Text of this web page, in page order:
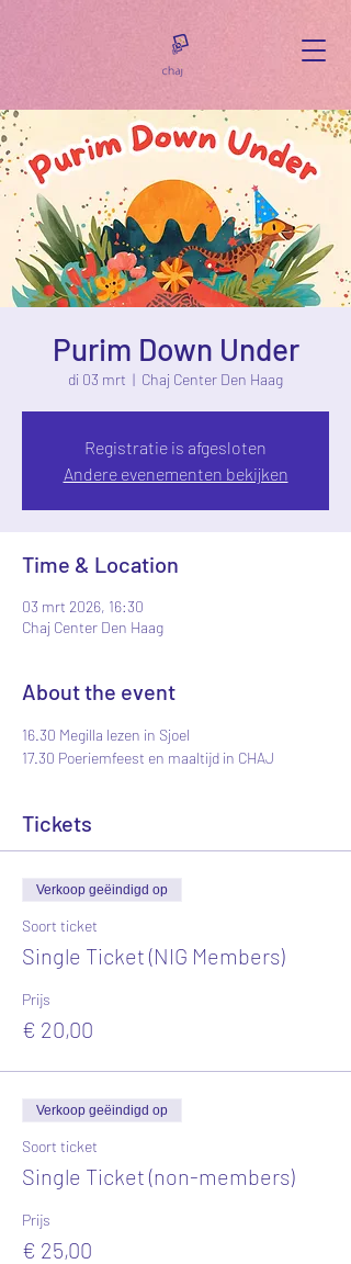
Purim Down Under
di 03 mrt
  |
Chaj Center Den Haag
Registratie is afgesloten
Andere evenementen bekijken
Time & Location
03 mrt 2026, 16:30
Chaj Center Den Haag
About the event
16.30 Megilla lezen in Sjoel
17.30 Poeriemfeest en maaltijd in CHAJ
Tickets
Verkoop geëindigd op
Soort ticket
Single Ticket (NIG Members)
Prijs
€ 20,00
Verkoop geëindigd op
Soort ticket
Single Ticket (non-members)
Prijs
€ 25,00